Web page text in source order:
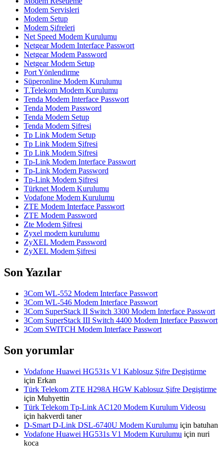
Modem Servisleri
Modem Setup
Modem Şifreleri
Net Speed Modem Kurulumu
Netgear Modem Interface Passwort
Netgear Modem Password
Netgear Modem Setup
Port Yönlendirme
Süperonline Modem Kurulumu
T.Telekom Modem Kurulumu
Tenda Modem Interface Passwort
Tenda Modem Password
Tenda Modem Setup
Tenda Modem Şifresi
Tp Link Modem Setup
Tp Link Modem Şifresi
Tp Link Modem Şifresi
Tp-Link Modem Interface Passwort
Tp-Link Modem Password
Tp-Link Modem Şifresi
Türknet Modem Kurulumu
Vodafone Modem Kurulumu
ZTE Modem Interface Passwort
ZTE Modem Password
Zte Modem Şifresi
Zyxel modem kurulumu
ZyXEL Modem Password
ZyXEL Modem Şifresi
Son Yazılar
3Com WL-552 Modem Interface Passwort
3Com WL-546 Modem Interface Passwort
3Com SuperStack II Switch 3300 Modem Interface Passwort
3Com SuperStack III Switch 4400 Modem Interface Passwort
3Com SWITCH Modem Interface Passwort
Son yorumlar
Vodafone Huawei HG531s V1 Kablosuz Şifre Degiştirme
için Erkan
Türk Telekom ZTE H298A HGW Kablosuz Şifre Degiştirme
için Muhyettin
Türk Telekom Tp-Link AC120 Modem Kurulum Videosu
için hakverdi taner
D-Smart D-Link DSL-6740U Modem Kurulumu için batuhan
Vodafone Huawei HG531s V1 Modem Kurulumu için nuri
koca